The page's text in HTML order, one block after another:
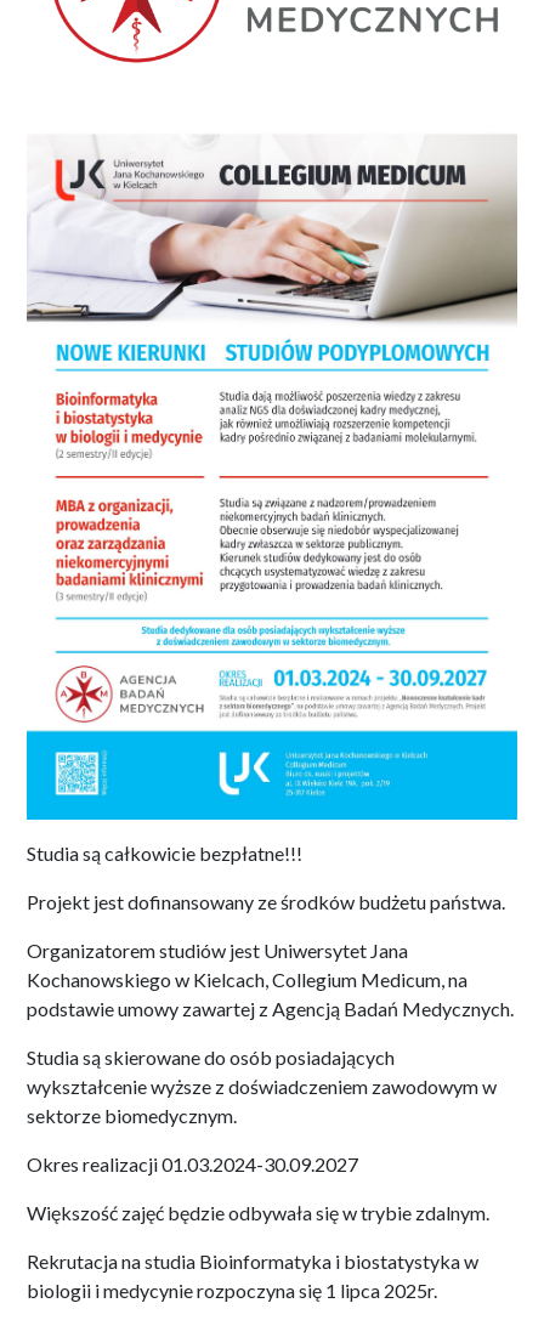
Studia są całkowicie bezpłatne!!!
Projekt jest dofinansowany ze środków budżetu państwa.
Organizatorem studiów jest Uniwersytet Jana
Kochanowskiego w Kielcach, Collegium Medicum, na
podstawie umowy zawartej z Agencją Badań Medycznych.
Studia są skierowane do osób posiadających
wykształcenie wyższe z doświadczeniem zawodowym w
sektorze biomedycznym.
Okres realizacji 01.03.2024-30.09.2027
Większość zajęć będzie odbywała się w trybie zdalnym.
Rekrutacja na studia Bioinformatyka i biostatystyka w
biologii i medycynie rozpoczyna się 1 lipca 2025r.